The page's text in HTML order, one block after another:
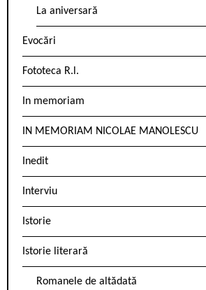
La aniversară
Evocări
Fototeca R.l.
In memoriam
IN MEMORIAM NICOLAE MANOLESCU
Inedit
Interviu
Istorie
Istorie literară
Romanele de altădată